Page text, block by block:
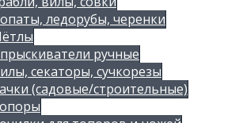
ледорубы, черенки
ручные
секаторы, сучкорезы
(садовые/строительные)